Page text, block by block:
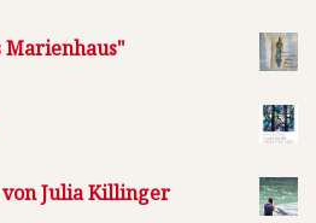
Marienhaus"
Julia Killinger